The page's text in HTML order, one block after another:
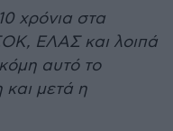
χρόνια στα
ΕΛΑΣ και λοιπά
αυτό το
μετά η